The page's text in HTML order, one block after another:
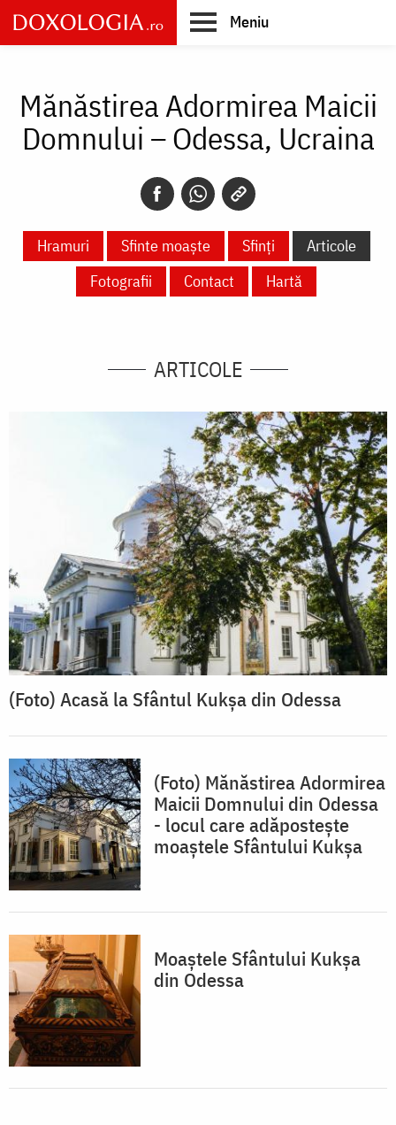
Skip
to
main
Meniu
Mănăstirea Adormirea Maicii
Domnului – Odessa, Ucraina
Hramuri Sfinte moaște Sfinți
Articole
Fotografii
Contact Hartă
ARTICOLE
(Foto) Acasă la Sfântul Kukșa din Odessa
(Foto) Mănăstirea Adormirea
Maicii Domnului din Odessa
- locul care adăpostește
moaștele Sfântului Kukșa
Moaștele Sfântului Kukşa
din Odessa